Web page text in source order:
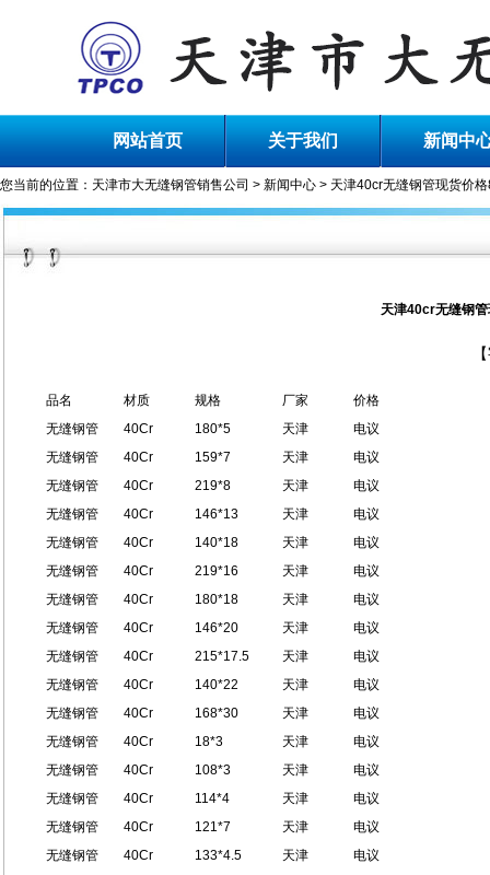
网站首页 关于我们 新闻中
您当前的位置： 天津市大无缝钢管销售公司 > 新闻中心 > 天津40cr无缝钢管现货价
天津40cr无缝钢
品名 材质 规格 厂家
价格
无缝钢管
40Cr 180*5 天津
电议
无缝钢管
40Cr 159*7 天津
电议
无缝钢管
40Cr 219*8 天津
电议
无缝钢管
40Cr 146*13 天津
电议
无缝钢管
40Cr 140*18 天津
电议
无缝钢管
40Cr 219*16 天津
电议
无缝钢管
40Cr 180*18 天津
电议
无缝钢管
40Cr 146*20 天津
电议
无缝钢管
40Cr 215*17.5 天津
电议
无缝钢管
40Cr 140*22 天津
电议
无缝钢管
40Cr 168*30 天津
电议
无缝钢管
40Cr 18*3 天津
电议
无缝钢管
40Cr 108*3 天津
电议
无缝钢管
40Cr 114*4 天津
电议
无缝钢管
40Cr 121*7 天津
电议
无缝钢管
40Cr 133*4.5 天津
电议